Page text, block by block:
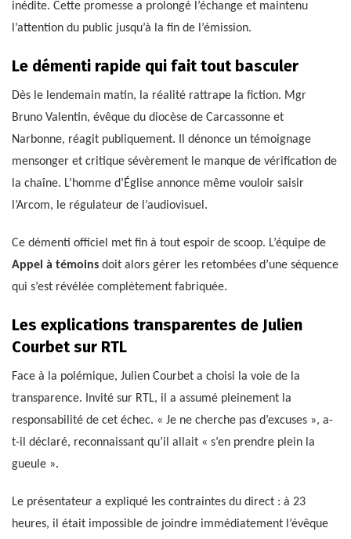
inédite. Cette promesse a prolongé l’échange et maintenu
l’attention du public jusqu’à la fin de l’émission.
Le démenti rapide qui fait tout basculer
Dès le lendemain matin, la réalité rattrape la fiction. Mgr
Bruno Valentin, évêque du diocèse de Carcassonne et
Narbonne, réagit publiquement. Il dénonce un témoignage
mensonger et critique sévèrement le manque de vérification de
la chaîne. L’homme d’Église annonce même vouloir saisir
l’Arcom, le régulateur de l’audiovisuel.
Ce démenti officiel met fin à tout espoir de scoop. L’équipe de
Appel à témoins doit alors gérer les retombées d’une séquence
qui s’est révélée complètement fabriquée.
Les explications transparentes de Julien
Courbet sur RTL
Face à la polémique, Julien Courbet a choisi la voie de la
transparence. Invité sur RTL, il a assumé pleinement la
responsabilité de cet échec. « Je ne cherche pas d’excuses », a-
t-il déclaré, reconnaissant qu’il allait « s’en prendre plein la
gueule ».
Le présentateur a expliqué les contraintes du direct : à 23
heures, il était impossible de joindre immédiatement l’évêque